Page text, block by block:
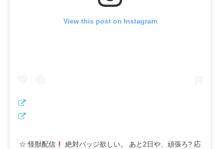
View this post on Instagram
☆ 怪獣配信
絶対バッジ欲しい。 あと2日や、頑張ろ? 応